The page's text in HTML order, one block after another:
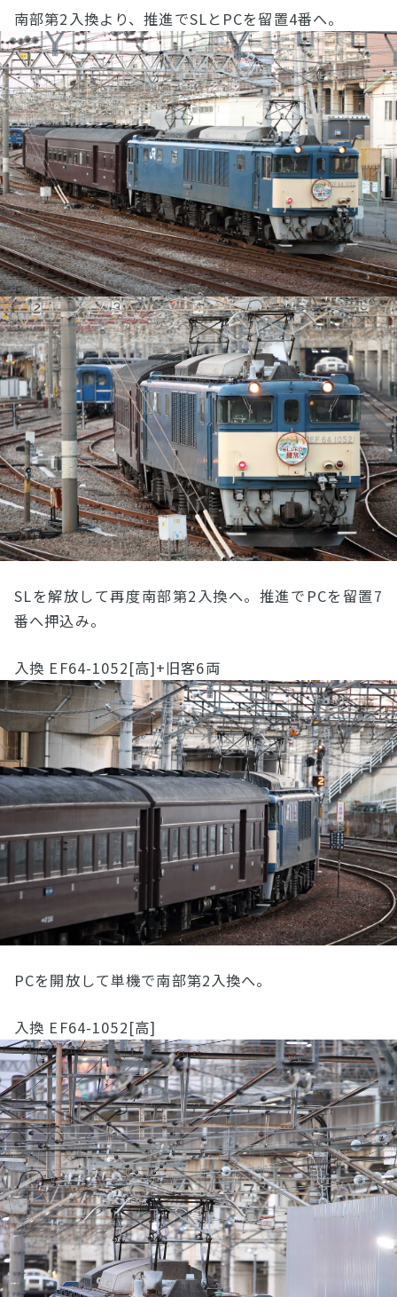
南部第2入換より、推進でSLとPCを留置4番へ。
SLを解放して再度南部第2入換へ。推進でPCを留置7
番へ押込み。
入換 EF64-1052[高]+旧客6両
PCを開放して単機で南部第2入換へ。
入換 EF64-1052[高]